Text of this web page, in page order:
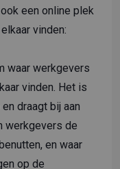
een online plek
vinden:
waar werkgevers
vinden. Het is
draagt bij aan
werkgevers de
en waar
op de